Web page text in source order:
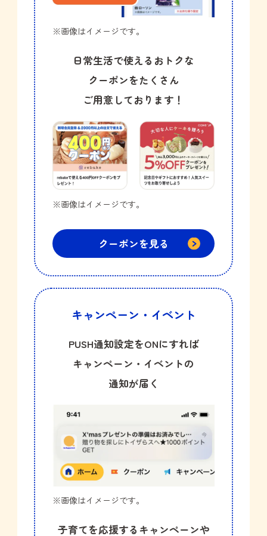
※画像はイメージです。
日常生活で使えるおトクな
クーポンをたくさん
ご用意しております！
※画像はイメージです。
クーポンを見る
キャンペーン・イベント
PUSH通知設定をONにすれば
キャンペーン・イベントの
通知が届く
※画像はイメージです。
子育てを応援するキャンペーンや